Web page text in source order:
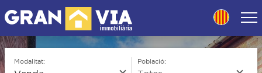
to
Skip
to
content
Modalitat: Població: